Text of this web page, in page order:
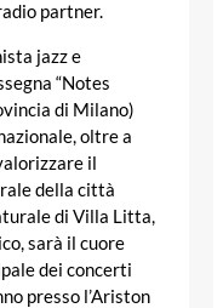
partner.
jazz e
“Notes
di Milano)
oltre a
il
della città
di Villa Litta,
sarà il cuore
dei concerti
presso l’Ariston